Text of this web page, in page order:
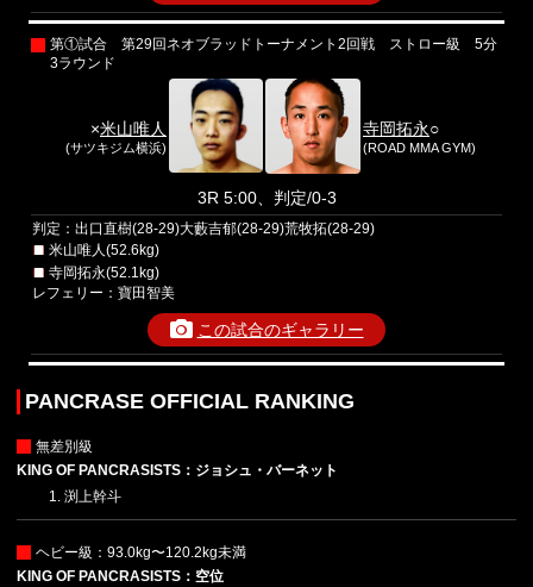
第①試合 第29回ネオブラッドトーナメント2回戦 ストロー級 5分
3ラウンド
×米山唯人
(サツキジム横浜)
寺岡拓永○
(ROAD MMA GYM)
3R 5:00、判定/0-3
判定：出口直樹(28-29)大藪吉郁(28-29)荒牧拓(28-29)
米山唯人(52.6kg)
寺岡拓永(52.1kg)
レフェリー：寶田智美
この試合のギャラリー
PANCRASE OFFICIAL RANKING
無差別級
KING OF PANCRASISTS：ジョシュ・バーネット
渕上幹斗
ヘビー級：93.0kg〜120.2kg未満
KING OF PANCRASISTS：空位